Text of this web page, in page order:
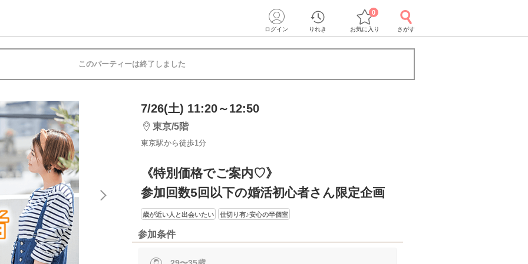
ログイン りれき お気に入り
0
さがす
このパーティーは終了しました
7/26(土) 11:20～12:50
東京/5階
東京駅から徒歩1分
《特別価格でご案内♡》
参加回数5回以下の婚活初心者さん限定企画
歳が近い人と出会いたい 仕切り有♪安心の半個室
参加条件